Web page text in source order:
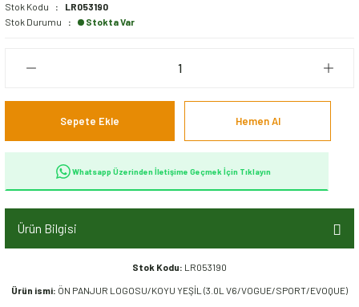
Stok Kodu
LR053190
Stok Durumu
Stokta Var
Sepete Ekle Hemen Al
Whatsapp Üzerinden İletişime Geçmek İçin Tıklayın
Ürün Bilgisi
Stok Kodu: LR053190
Ürün ismi: ÖN PANJUR LOGOSU/KOYU YEŞİL (3.0L V6/VOGUE/SPORT/EVOQUE)